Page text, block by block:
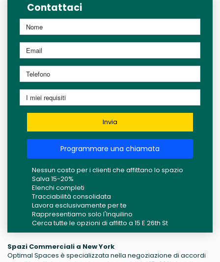
Contattaci
Invia
Programmare una chiamata
Nessun costo per i clienti che affittano lo spazio
Salva 15-20%
Elenchi completi
Tracciabilità consolidata
Lavora esclusivamente per te
Rappresentiamo solo l'Inquilino
Cerca tutte le opzioni di affitto a 15 E 26th St
Spazi Commerciali a New York
Optimal Spaces è specializzata nella negoziazione di accordi